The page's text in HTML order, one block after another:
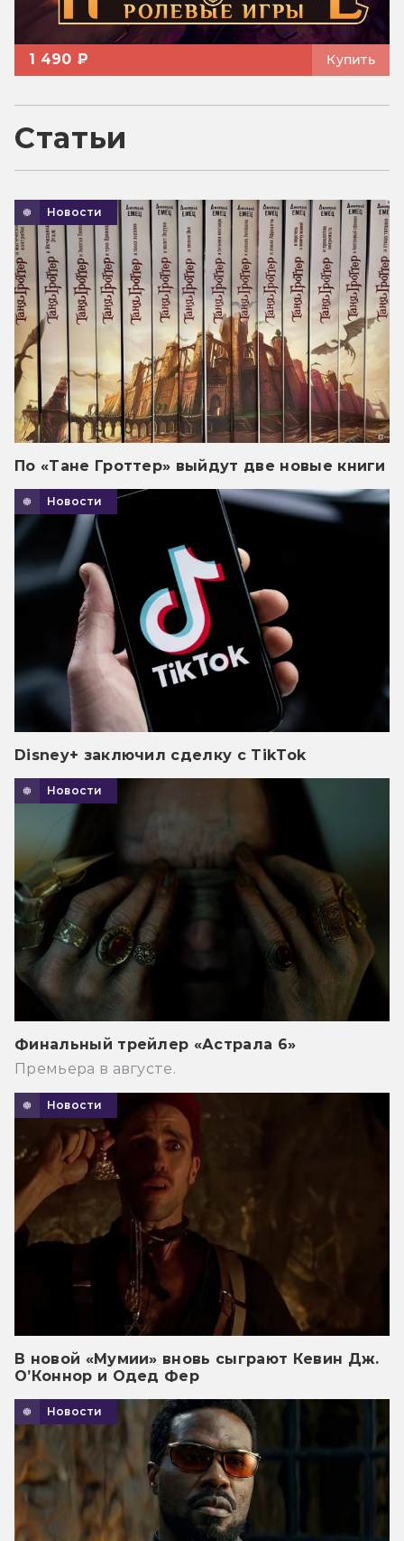
1 490 ₽ Купить
Статьи
Новости
По «Тане Гроттер» выйдут две новые книги
Новости
Disney+ заключил сделку с TikTok
Новости
Финальный трейлер «Астрала 6»
Премьера в августе.
Новости
В новой «Мумии» вновь сыграют Кевин Дж.
О’Коннор и Одед Фер
Новости